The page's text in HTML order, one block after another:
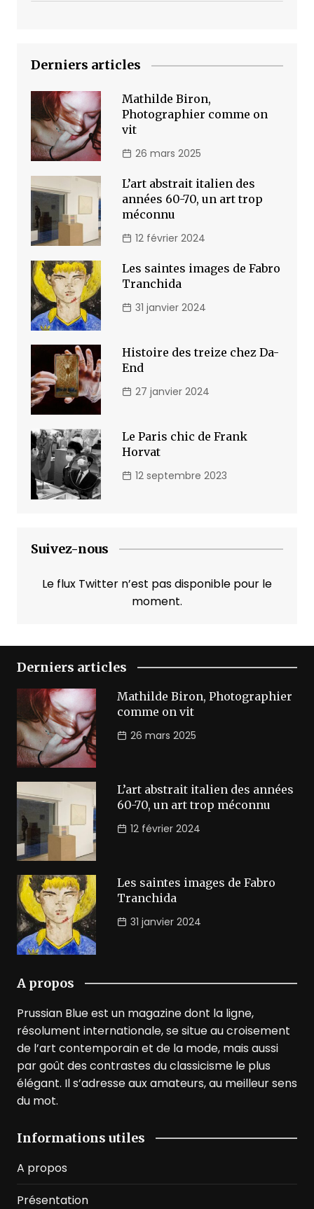
Derniers articles
Mathilde Biron,
Photographier comme on
vit
26 mars 2025
L’art abstrait italien des
années 60-70, un art trop
méconnu
12 février 2024
Les saintes images de Fabro
Tranchida
31 janvier 2024
Histoire des treize chez Da-
End
27 janvier 2024
Le Paris chic de Frank
Horvat
12 septembre 2023
Suivez-nous
Le flux Twitter n’est pas disponible pour le
moment.
Derniers articles
Mathilde Biron, Photographier
comme on vit
26 mars 2025
L’art abstrait italien des années
60-70, un art trop méconnu
12 février 2024
Les saintes images de Fabro
Tranchida
31 janvier 2024
A propos
Prussian Blue est un magazine dont la ligne,
résolument internationale, se situe au croisement
de l’art contemporain et de la mode, mais aussi
par goût des contrastes du classicisme le plus
élégant. Il s’adresse aux amateurs, au meilleur sens
du mot.
Informations utiles
A propos
Présentation